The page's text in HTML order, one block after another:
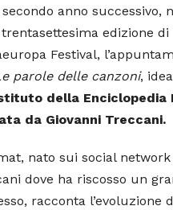
anno successivo,
edizione di
Festival,
parole delle canzoni,
della Enciclopedia
da Giovanni Treccani.
nato sui social network
dove ha riscosso un
racconta l’evoluzione